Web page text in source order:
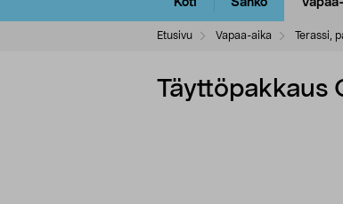
Koti Sähkö
Etusivu Vapaa-aika Terassi,
Täyttöpakkaus